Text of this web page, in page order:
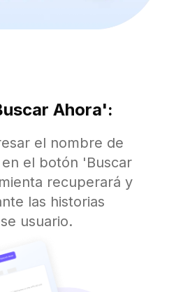
Ahora':
el nombre de
el botón 'Buscar
recuperará y
las historias
usuario.